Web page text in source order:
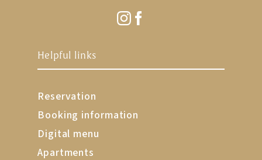
Helpful links
Reservation
Booking information
Digital menu
Apartments